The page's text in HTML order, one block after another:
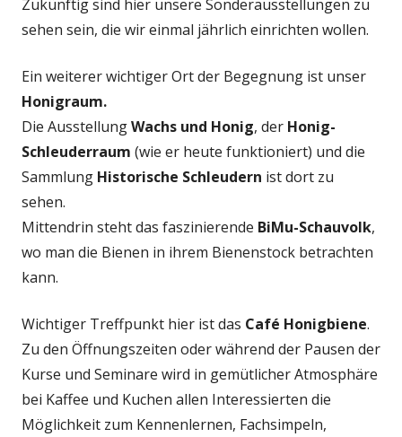
Zukünftig sind hier unsere Sonderausstellungen zu
sehen sein, die wir einmal jährlich einrichten wollen.
Ein weiterer wichtiger Ort der Begegnung ist unser
Honigraum.
Die AusstellungWachs und Honig, der Honig-
Schleuderraum (wie er heute funktioniert) und die
Sammlung Historische Schleudern ist dort zu
sehen.
Mittendrin steht das faszinierende BiMu-Schauvolk,
wo man die Bienen in ihrem Bienenstock betrachten
kann.
Wichtiger Treffpunkt hier ist das Café Honigbiene.
Zu den Öffnungszeiten oder während der Pausen der
Kurse und Seminare wird in gemütlicher Atmosphäre
bei Kaffee und Kuchen allen Interessierten die
Möglichkeit zum Kennenlernen, Fachsimpeln,